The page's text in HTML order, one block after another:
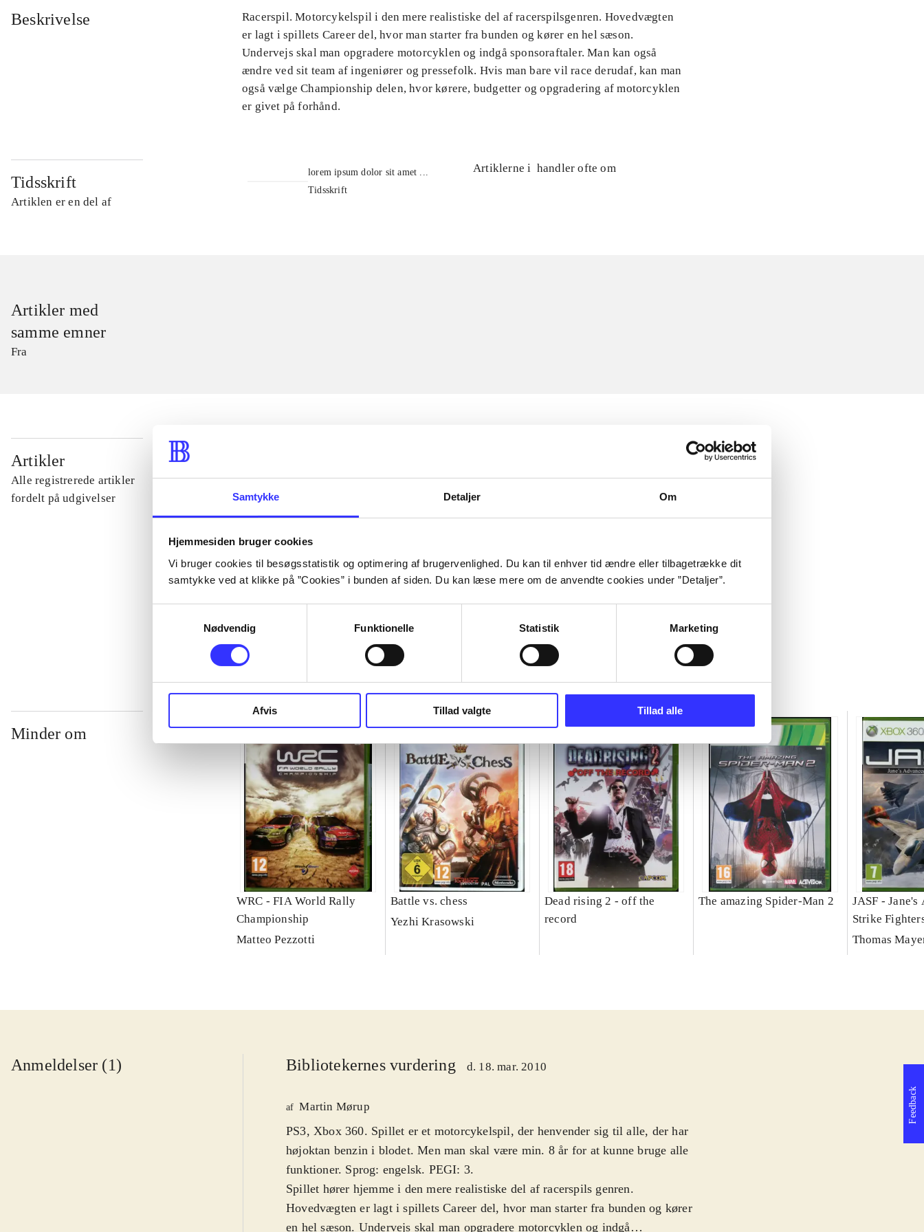
Samtykke Detaljer Om
Hjemmesiden bruger cookies
Vi bruger cookies til besøgsstatistik og optimering af brugervenlighed. Du kan til enhver tid ændre eller tilbagetrække dit
samtykke ved at klikke på ”Cookies” i bunden af siden. Du kan læse mere om de anvendte cookies under ”Detaljer”.
Nødvendig
Funktionelle Statistik Marketing
Afvis Tillad valgte Tillad alle
Beskrivelse
Racerspil. Motorcykelspil i den mere realistiske del af racerspilsgenren. Hovedvægten
er lagt i spillets Career del, hvor man starter fra bunden og kører en hel sæson.
Undervejs skal man opgradere motorcyklen og indgå sponsoraftaler. Man kan også
ændre ved sit team af ingeniører og pressefolk. Hvis man bare vil race derudaf, kan man
også vælge Championship delen, hvor kørere, budgetter og opgradering af motorcyklen
er givet på forhånd.
Tidsskrift
Artiklen er en del af
lorem ipsum dolor sit amet ...
Tidsskrift
Artiklerne i handler ofte om
Artikler med
samme emner
Fra
Artikler
Alle registrerede artikler
fordelt på udgivelser
...
...
...
...
Minder om
WRC - FIA World Rally
Championship
Matteo Pezzotti
Battle vs. chess
Yezhi Krasowski
Dead rising 2 - off the
record
The amazing Spider-Man 2
JASF - Jane's
Strike
Thomas
Anmeldelser (1) Bibliotekernes vurdering d. 18. mar. 2010
af Martin Mørup
PS3, Xbox 360. Spillet er et motorcykelspil, der henvender sig til alle, der har
højoktan benzin i blodet. Men man skal være min. 8 år for at kunne bruge alle
funktioner. Sprog: engelsk. PEGI: 3.
Spillet hører hjemme i den mere realistiske del af racerspils genren.
Hovedvægten er lagt i spillets Career del, hvor man starter fra bunden og kører
en hel sæson. Undervejs skal man opgradere motorcyklen og indgå
Feedback